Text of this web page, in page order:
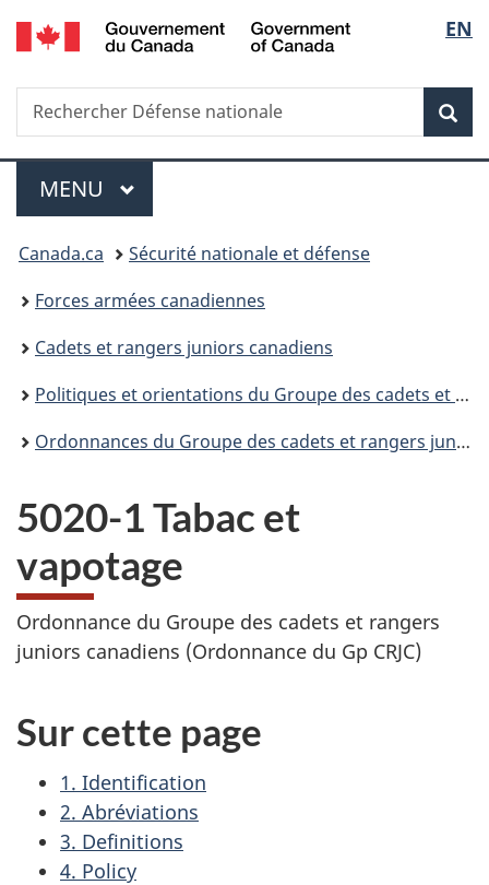
Passer
au
principal
Passer
à
Au
du
Passer
à
version
simplifiée
de
la
EN
Recherche
Rechercher
Défense
Menu
MENU PRINCIPAL
Vous
êtes
ici :
Canada.ca
Sécurité nationale et défense
Forces armées canadiennes
Cadets et rangers juniors canadiens
Politiques et orientations du Groupe des cadets et rangers juniors canadiens
Ordonnances du Groupe des cadets et rangers juniors canadiens (O Gp CRJC)
5020-1 Tabac et
vapotage
Ordonnance du Groupe des cadets et rangers
juniors canadiens (Ordonnance du Gp CRJC)
Sur cette page
1. Identification
2. Abréviations
3. Definitions
4. Policy